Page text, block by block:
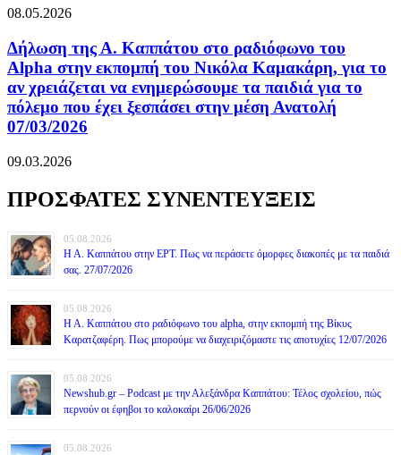
08.05.2026
Δήλωση της Α. Καππάτου στο ραδιόφωνο του
Alpha στην εκπομπή του Νικόλα Καμακάρη, για το
αν χρειάζεται να ενημερώσουμε τα παιδιά για το
πόλεμο που έχει ξεσπάσει στην μέση Ανατολή
07/03/2026
09.03.2026
ΠΡΟΣΦΑΤΕΣ ΣΥΝΕΝΤΕΥΞΕΙΣ
05.08.2026
Η Α. Καππάτου στην ΕΡΤ. Πως να περάσετε όμορφες διακοπές με τα παιδιά
σας. 27/07/2026
05.08.2026
Η Α. Καππάτου στο ραδιόφωνο του alpha, στην εκπομπή της Βίκυς
Καρατζαφέρη. Πως μπορούμε να διαχειριζόμαστε τις αποτυχίες 12/07/2026
05.08.2026
Newshub.gr – Podcast με την Αλεξάνδρα Καππάτου: Τέλος σχολείου, πώς
περνούν οι έφηβοι το καλοκαίρι 26/06/2026
05.08.2026